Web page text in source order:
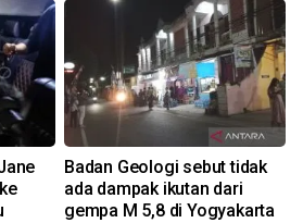
Badan Geologi sebut tidak
ada dampak ikutan dari
gempa M 5,8 di Yogyakarta